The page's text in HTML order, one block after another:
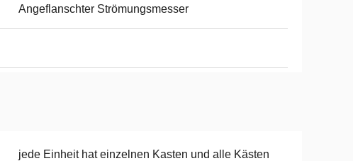
Angeflanschter Strömungsmesser
jede Einheit hat einzelnen Kasten und alle Kästen